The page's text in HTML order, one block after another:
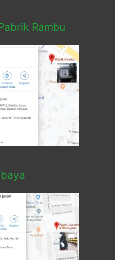
Rambu